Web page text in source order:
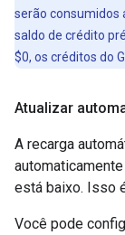
serão consumidos
saldo de crédito
$0, os créditos do
Atualizar
A recarga
está baixo. Isso
Você pode